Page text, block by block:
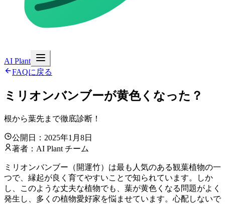
AI Plant
FAQに戻る
ミリオンバンブーが黄色くなった？
根から葉先まで徹底診断！
公開日：2025年1月8日
著者：AI Plant チーム
ミリオンバンブー（開運竹）は最も人気のある観葉植物の一
つで、縁起が良く育てやすいことで知られています。しか
し、このような丈夫な植物でも、葉が黄色くなる問題がよく
発生し、多くの植物愛好家を悩ませています。心配しないで